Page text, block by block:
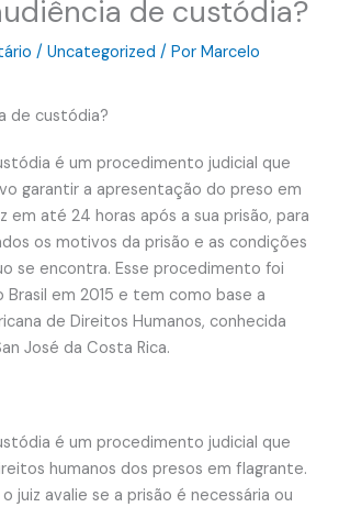
de custódia?
/Uncategorized / PorMarcelo
de custódia?
é um procedimento judicial que
garantir a apresentação do preso em
em até 24 horas após a sua prisão, para
os motivos da prisão e as condições
se encontra. Esse procedimento foi
em 2015 e tem como base a
de Direitos Humanos, conhecida
José da Costa Rica.
é um procedimento judicial que
humanos dos presos em flagrante.
juiz avalie se a prisão é necessária ou